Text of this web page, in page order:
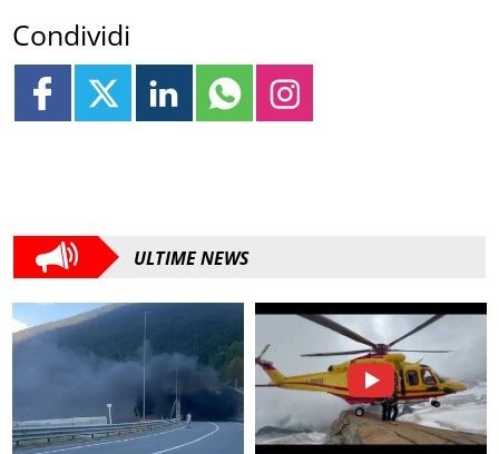
Condividi
ULTIME NEWS